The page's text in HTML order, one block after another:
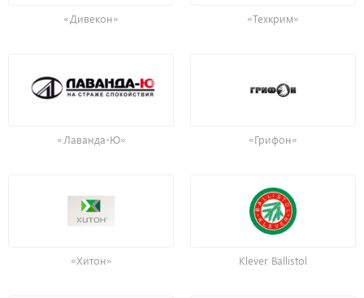
«Дивекон» «Техкрим»
«Лаванда-Ю» «Грифон»
«Хитон» Klever Ballistol